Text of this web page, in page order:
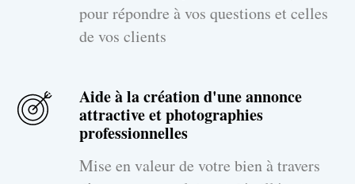
pour répondre à vos questions et celles
de vos clients
Aide à la création d'une annonce
attractive et photographies
professionnelles
Mise en valeur de votre bien à travers